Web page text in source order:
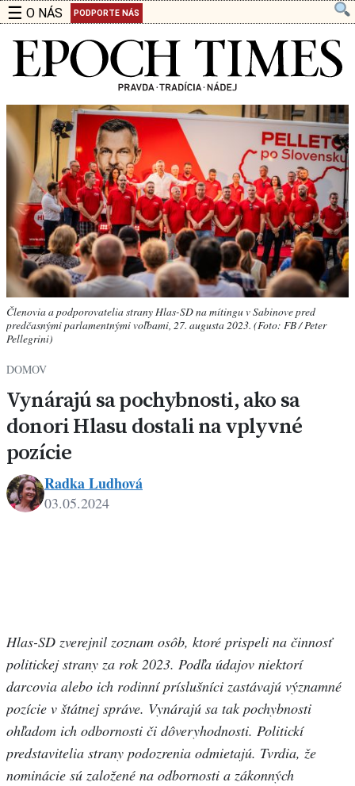
☰ O NÁS PODPORTE NÁS
Členovia a podporovatelia strany Hlas-SD na mítingu v Sabinove pred
predčasnými parlamentnými voľbami, 27. augusta 2023. (Foto: FB / Peter
Pellegrini)
DOMOV
Vynárajú sa pochybnosti, ako sa
donori Hlasu dostali na vplyvné
pozície
Radka Ludhová
03.05.2024
Hlas-SD zverejnil zoznam osôb, ktoré prispeli na činnosť
politickej strany za rok 2023. Podľa údajov niektorí
darcovia alebo ich rodinní príslušníci zastávajú významné
pozície v štátnej správe. Vynárajú sa tak pochybnosti
ohľadom ich odbornosti či dôveryhodnosti. Politickí
predstavitelia strany podozrenia odmietajú. Tvrdia, že
nominácie sú založené na odbornosti a zákonných